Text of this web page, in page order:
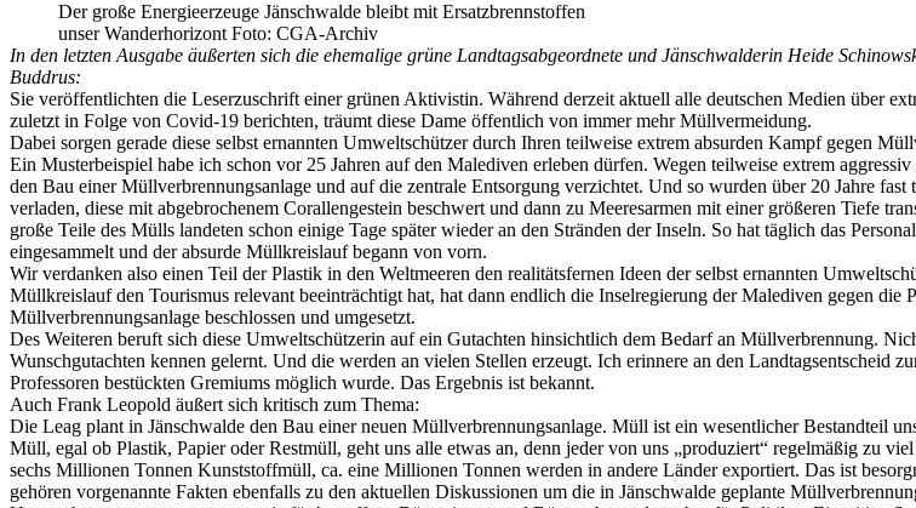
Der große Energieerzeuge Jänschwalde bleibt mit Ersatzbrennstoffen
unser Wanderhorizont Foto: CGA-Archiv
In den letzten Ausgabe äußerten sich die ehemalige grüne Landtagsabgeordnete und Jänschwalderin Heide
Buddrus:
Sie veröffentlichten die Leserzuschrift einer grünen Aktivistin. Während derzeit aktuell alle deutschen Medien über
zuletzt in Folge von Covid-19 berichten, träumt diese Dame öffentlich von immer mehr Müllvermeidung.
Dabei sorgen gerade diese selbst ernannten Umweltschützer durch Ihren teilweise extrem absurden Kampf gegen
Ein Musterbeispiel habe ich schon vor 25 Jahren auf den Malediven erleben dürfen. Wegen teilweise extrem
den Bau einer Müllverbrennungsanlage und auf die zentrale Entsorgung verzichtet. Und so wurden über 20 Jahre
verladen, diese mit abgebrochenem Corallengestein beschwert und dann zu Meeresarmen mit einer größeren Tiefe
große Teile des Mülls landeten schon einige Tage später wieder an den Stränden der Inseln. So hat täglich das
eingesammelt und der absurde Müllkreislauf begann von vorn.
Wir verdanken also einen Teil der Plastik in den Weltmeeren den realitätsfernen Ideen der selbst ernannten
Müllkreislauf den Tourismus relevant beeinträchtigt hat, hat dann endlich die Inselregierung der Malediven gegen die
Müllverbrennungsanlage beschlossen und umgesetzt.
Des Weiteren beruft sich diese Umweltschützerin auf ein Gutachten hinsichtlich dem Bedarf an Müllverbrennung.
Wunschgutachten kennen gelernt. Und die werden an vielen Stellen erzeugt. Ich erinnere an den Landtagsentscheid
Professoren bestückten Gremiums möglich wurde. Das Ergebnis ist bekannt.
Auch Frank Leopold äußert sich kritisch zum Thema:
Die Leag plant in Jänschwalde den Bau einer neuen Müllverbrennungsanlage. Müll ist ein wesentlicher Bestandteil
Müll, egal ob Plastik, Papier oder Restmüll, geht uns alle etwas an, denn jeder von uns „produziert“ regelmäßig zu
sechs Millionen Tonnen Kunststoffmüll, ca. eine Millionen Tonnen werden in andere Länder exportiert. Das ist
gehören vorgenannte Fakten ebenfalls zu den aktuellen Diskussionen um die in Jänschwalde geplante